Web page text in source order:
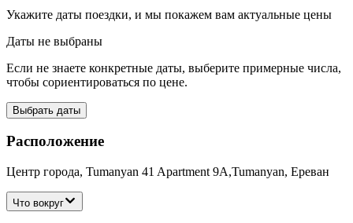
Укажите даты поездки, и мы покажем вам актуальные цены
Даты не выбраны
Если не знаете конкретные даты, выберите примерные числа,
чтобы сориентироваться по цене.
Выбрать даты
Расположение
Центр города, Tumanyan 41 Apartment 9A,Tumanyan, Ереван
Что вокруг